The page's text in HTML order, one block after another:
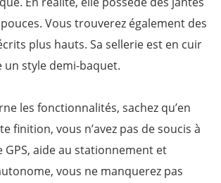
Vous trouverez également des
plus hauts. Sa sellerie est en cuir
style demi-baquet.
les fonctionnalités, sachez qu’en
finition, vous n’avez pas de soucis à
GPS, aide au stationnement et
vous ne manquerez pas